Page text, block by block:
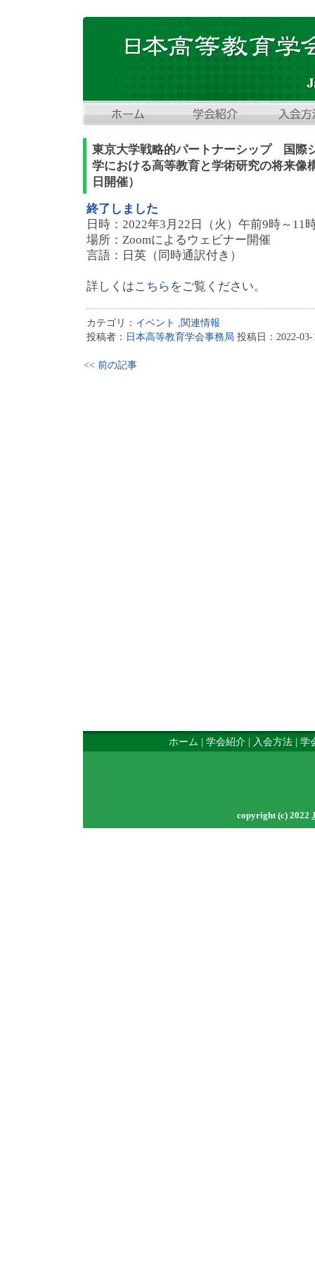
東京大学戦略的パートナーシップ 国際
学における高等教育と学術研究の将来像
日開催）
終了しました
日時：2022年3月22日（火）午前9時～11
場所：Zoomによるウェビナー開催
言語：日英（同時通訳付き）
詳しくはこちら をご覧ください。
カテゴリ： イベント ,関連情報
投稿者： 日本高等教育学会事務局 投稿日：2022-03-
<< 前の記事
ホーム 学会紹介 入会方法 学
copyright (c) 2022